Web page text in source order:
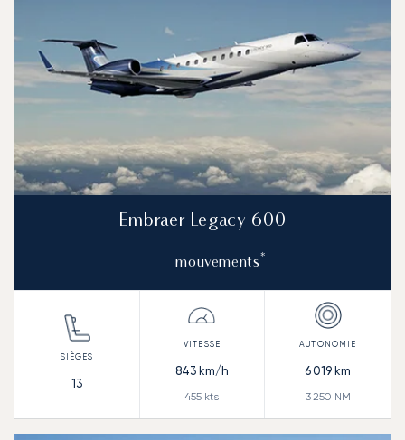
Embraer Legacy 600
mouvements*
13
843km/h
455 kts
6 019 km
3 250 NM